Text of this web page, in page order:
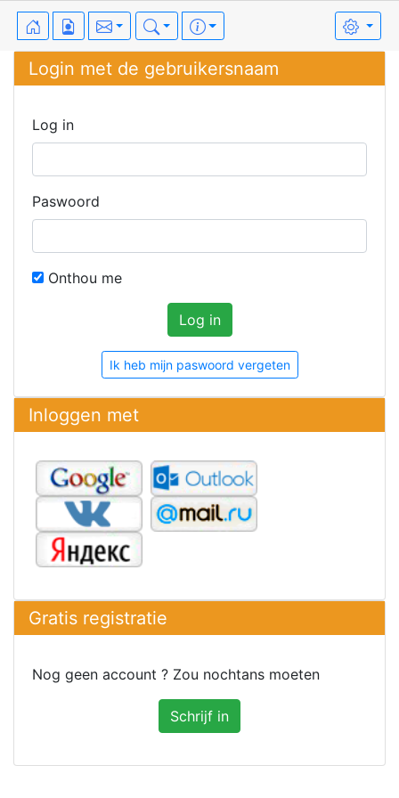
Login met de gebruikersnaam
Log in
Paswoord
Onthou me
Ik heb mijn paswoord vergeten
Inloggen met
Gratis registratie
Nog geen account ? Zou nochtans moeten
Schrijf in